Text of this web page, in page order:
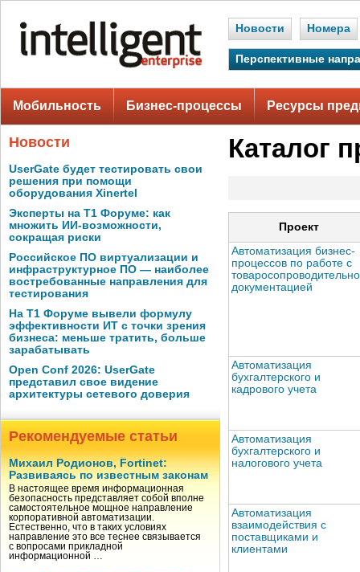
Новости Номера
Перспективные
Мобильность Бизнес-процессы Ресурсы
Новости
UserGate будет тестировать свои
решения при помощи
оборудования Xinertel
Эксперты на Т1 Форуме: как
множить ИИ-возможности,
сокращая риски
Российское ПО виртуализации и
инфраструктурное ПО — наиболее
востребованные направления для
тестирования
На Т1 Форуме вывели формулу
эффективности ИТ с точки зрения
бизнеса: меньше тратить, больше
зарабатывать
Open Conf 2026: UserGate
представил свое видение
архитектуры сетевого доверия
Рекомендуемые статьи
Михаил Родионов, Fortinet:
Развиваясь по известным законам
В настоящее время информационная
безопасность представляет собой вполне
самостоятельное мощное направление
корпоративной автоматизации.
Естественно, что в таких условиях
направление это все теснее связывается
с вопросами прикладной
информационной …
Каталог
Проект
Автоматизация бизнес-
процессов по работе с
документацией
Автоматизация
бухгалтерского и
кадрового учета
Автоматизация
бухгалтерского и
налогового учета
Автоматизация
взаимодействия с
поставщиками и
клиентами